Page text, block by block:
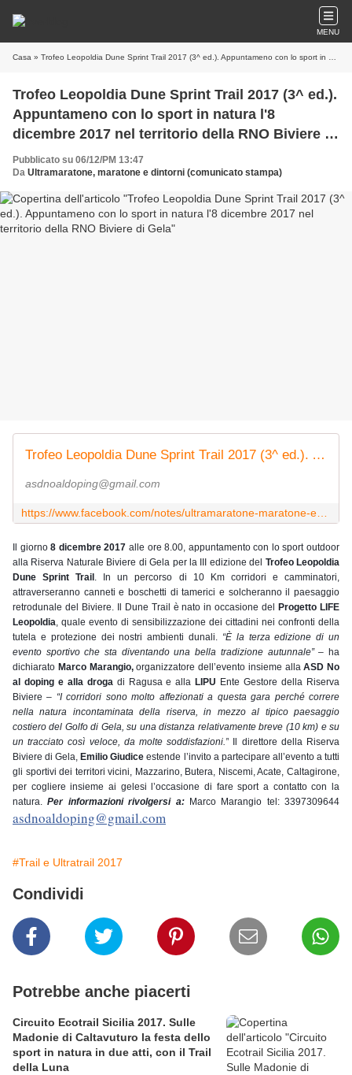
MENU
Casa » Trofeo Leopoldia Dune Sprint Trail 2017 (3^ ed.). Appuntameno con lo sport in natura l'8 dicembre 2017 nel territorio della RNO Biviere di Gela
Trofeo Leopoldia Dune Sprint Trail 2017 (3^ ed.).
Appuntameno con lo sport in natura l'8
dicembre 2017 nel territorio della RNO Biviere di
Gela
Pubblicato su 06/12/PM 13:47
Da Ultramaratone, maratone e dintorni (comunicato stampa)
Trofeo Leopoldia Dune Sprint Trail 2017 (3^ ed.). Appuntameno con lo sport in natura l'8 dicembre 2017 RNO Biviere di Gela
asdnoaldoping@gmail.com
Il giorno 8 dicembre 2017 alle ore 8.00, appuntamento con lo sport outdoor
alla Riserva Naturale Biviere di Gela per la III edizione del Trofeo Leopoldia
Dune Sprint Trail . In un percorso di 10 Km corridori e camminatori,
attraverseranno canneti e boschetti di tamerici e solcheranno il paesaggio
retrodunale del Biviere. Il Dune Trail è nato in occasione del
Progetto LIFE
Leopoldia, quale evento di sensibilizzazione dei cittadini nei confronti della
tutela e protezione dei nostri ambienti dunali. “È la terza edizione di un
evento sportivo che sta diventando una bella tradizione autunnale” – ha
dichiarato Marco Marangio, organizzatore dell’evento insieme alla ASD No
al doping e alla droga di Ragusa e alla LIPU Ente Gestore della Riserva
Biviere – “I corridori sono molto affezionati a questa gara perché correre
nella natura incontaminata della riserva, in mezzo al tipico paesaggio
costiero del Golfo di Gela, su una distanza relativamente breve (10 km) e su
un tracciato così veloce, da molte soddisfazioni.” Il direttore della Riserva
Biviere di Gela, Emilio Giudice estende l’invito a partecipare all’evento a tutti
gli sportivi dei territori vicini, Mazzarino, Butera, Niscemi, Acate, Caltagirone,
per cogliere insieme ai gelesi l’occasione di fare sport a contatto con la
natura. Per informazioni rivolgersi a:
asdnoaldoping@gmail.com
#Trail e Ultratrail 2017
Condividi
Potrebbe anche piacerti
Circuito Ecotrail Sicilia 2017. Sulle
Madonie di Caltavuturo la festa dello
sport in natura in due atti, con il Trail
della Luna